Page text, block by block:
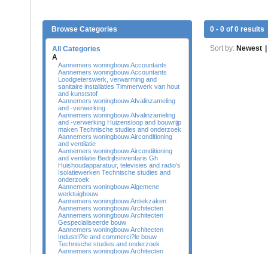
Browse Categories
All Categories
A
Aannemers woningbouw Accountants
Aannemers woningbouw Accountants
Loodgieterswerk, verwarming and
sanitaire installaties Timmerwerk van hout
and kunststof
Aannemers woningbouw Afvalinzameling
and -verwerking
Aannemers woningbouw Afvalinzameling
and -verwerking Huizensloop and bouwrijp
maken Technische studies and onderzoek
Aannemers woningbouw Airconditioning
and ventilatie
Aannemers woningbouw Airconditioning
and ventilatie Bedrijfsinventaris Gh
Huishoudapparatuur, televisies and radio's
Isolatiewerken Technische studies and
onderzoek
Aannemers woningbouw Algemene
werktuigbouw
Aannemers woningbouw Antiekzaken
Aannemers woningbouw Architecten
Aannemers woningbouw Architecten
Gespecialiseerde bouw
Aannemers woningbouw Architecten
Industri?le and commerci?le bouw
Technische studies and onderzoek
Aannemers woningbouw Architecten
0 - 0 of 0 results
Sort by: Newest